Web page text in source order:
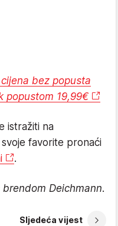
bez popusta
popustom 19,99€
istražiti na
svoje favorite pronaći
.
Deichmann.
Sljedeća vijest